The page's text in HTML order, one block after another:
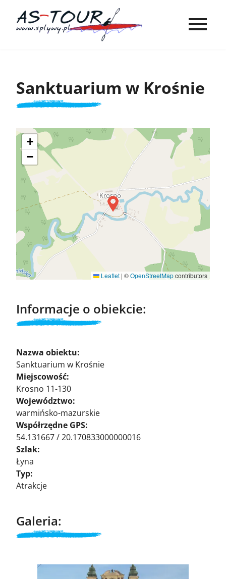
Sanktuarium w Krośnie
+
−
Leaflet | ©OpenStreetMapcontributors
Informacje o obiekcie:
Nazwa obiektu:
Sanktuarium w Krośnie
Miejscowość:
Krosno 11-130
Województwo:
warmińsko-mazurskie
Współrzędne GPS:
54.131667 / 20.170833000000016
Szlak:
Łyna
Typ:
Atrakcje
Galeria: